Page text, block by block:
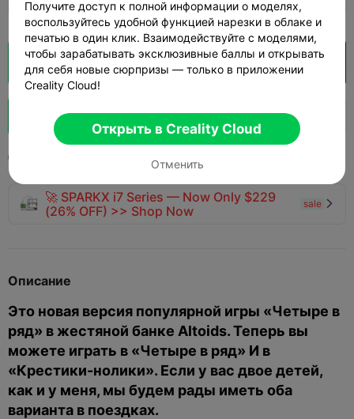
Кусочек облака Открыть в Creality Cloud
Boost 674 908  16

🚀 SPARKX i7 Series — Now Only $229
(26% OFF) >> Shop Now
sale 
Описание
Это новая версия популярной игры «Четыре в
ряд» в жестяной банке Altoids. Теперь вы
можете играть в «Четыре в ряд» И в
«Крестики-нолики». Если у вас двое детей,
как и у меня, мы будем рады иметь оба
варианта в поездках.
Получите доступ к полной информации о моделях,
воспользуйтесь удобной функцией нарезки в облаке и
печатью в один клик. Взаимодействуйте с моделями,
чтобы зарабатывать эксклюзивные баллы и открывать
для себя новые сюрпризы — только в приложении
Creality Cloud!
Открыть в Creality Cloud
Отменить